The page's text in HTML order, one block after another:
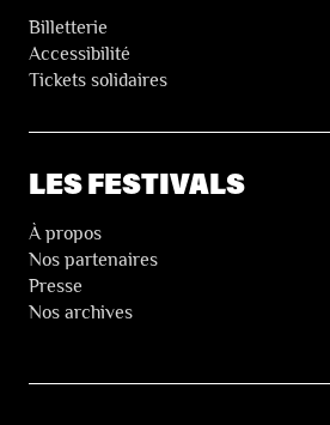
Billetterie
Accessibilité
Tickets solidaires
LES FESTIVALS
À propos
Nos partenaires
Presse
Nos archives